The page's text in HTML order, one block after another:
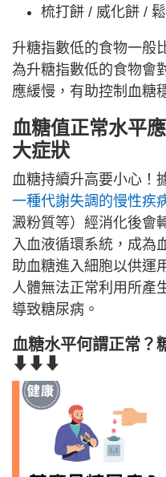
梳打餅 / 威化餅 /
升糖指數低的食物一般
為升糖指數低的食物會
應緩慢，有助控制血糖
血糖值正常水平
大症狀
血糖持續升高要小心！
一種代謝失調的慢性疾
澱粉質等）經消化後會
入血液循環系統，成為
助血糖進入細胞以供運
人體無法正常利用所產
導致糖尿病。
血糖水平何謂正常？
⬇⬇⬇